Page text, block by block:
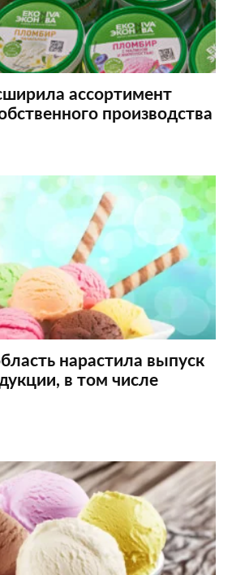
ассортимент
производства
нарастила выпуск
в том числе